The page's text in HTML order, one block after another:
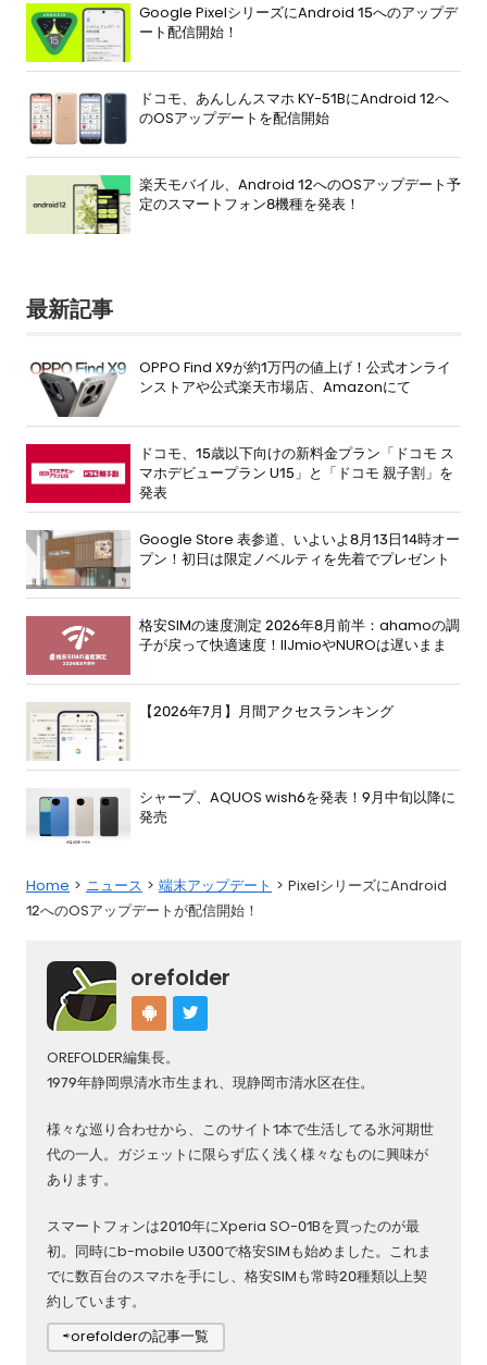
Google PixelシリーズにAndroid 15へのアップデ
ート配信開始！
ドコモ、あんしんスマホ KY-51BにAndroid 12へ
のOSアップデートを配信開始
楽天モバイル、Android 12へのOSアップデート予
定のスマートフォン8機種を発表！
最新記事
OPPO Find X9が約1万円の値上げ！公式オンライ
ンストアや公式楽天市場店、Amazonにて
ドコモ、15歳以下向けの新料金プラン「ドコモ ス
マホデビュープラン U15」と「ドコモ 親子割」を
発表
Google Store 表参道、いよいよ8月13日14時オー
プン！初日は限定ノベルティを先着でプレゼント
格安SIMの速度測定 2026年8月前半：ahamoの調
子が戻って快適速度！IIJmioやNUROは遅いまま
【2026年7月】月間アクセスランキング
シャープ、AQUOS wish6を発表！9月中旬以降に
発売
Home ニュース 端末アップデート
PixelシリーズにAndroid
12へのOSアップデートが配信開始！
orefolder
OREFOLDER編集長。
1979年静岡県清水市生まれ、現静岡市清水区在住。
様々な巡り合わせから、このサイト1本で生活してる氷河期世
代の一人。ガジェットに限らず広く浅く様々なものに興味が
あります。
スマートフォンは2010年にXperia SO-01Bを買ったのが最
初。同時にb-mobile U300で格安SIMも始めました。これま
でに数百台のスマホを手にし、格安SIMも常時20種類以上契
約しています。
⇨orefolderの記事一覧